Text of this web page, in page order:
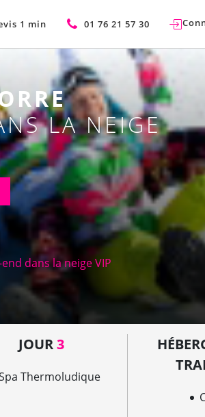
1 min 01 76 21 57 30
LA NEIGE
dans la neige VIP
JOUR3
Thermoludique